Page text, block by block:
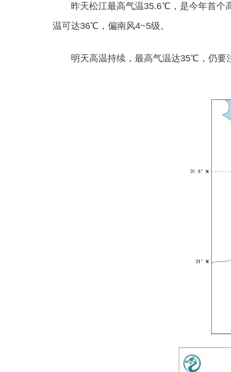
昨天松江最高气温35.6℃，是今年首个高
温可达36℃，偏南风4~5级。
明天高温持续，最高气温达35℃，仍要注